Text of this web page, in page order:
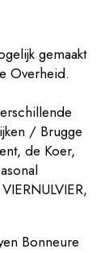
gemaakt
Overheid.
/ Brugge
de Koer,
Bonneure